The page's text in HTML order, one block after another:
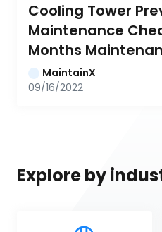
Cooling Tower
Maintenance
Months
MaintainX
09/16/2022
Explore by